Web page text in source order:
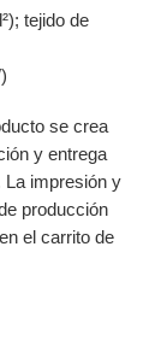
tejido de
se crea
y entrega
La impresión y
producción
el carrito de